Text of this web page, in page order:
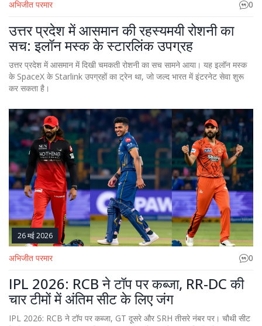
अभिजीत परमार 0
उत्तर प्रदेश में आसमान की रहस्यमयी रोशनी का
सच: इलॉन मस्क के स्टारलिंक उपग्रह
उत्तर प्रदेश में आसमान में दिखी चमकती रोशनी का सच सामने आया। यह इलॉन मस्क
के SpaceX के Starlink उपग्रहों का ट्रेन था, जो जल्द भारत में इंटरनेट सेवा शुरू
कर सकता है।
26 मई 2026
अभिजीत परमार 0
IPL 2026: RCB ने टॉप पर कब्जा, RR-DC की
चार टीमों में अंतिम सीट के लिए जंग
IPL 2026: RCB ने टॉप पर कब्जा, GT दूसरे और SRH तीसरे नंबर पर। चौथी सीट